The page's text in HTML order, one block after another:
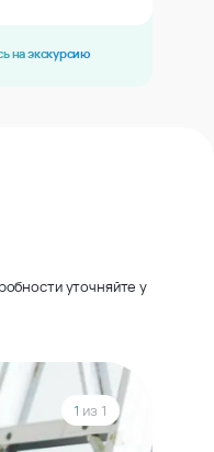
на экскурсию
уточняйте у
1 из 1